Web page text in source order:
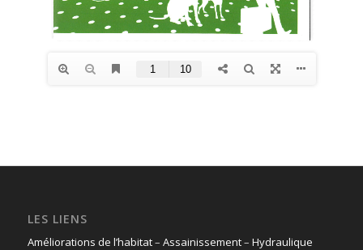
LES LIENS
Améliorations de l’habitat– Assainissement– Hydraulique